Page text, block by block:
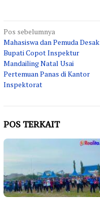
Navigasi
pos
Pos sebelumnya
Mahasiswa dan Pemuda Desak
Bupati Copot Inspektur
Mandailing Natal Usai
Pertemuan Panas di Kantor
Inspektorat
POS TERKAIT